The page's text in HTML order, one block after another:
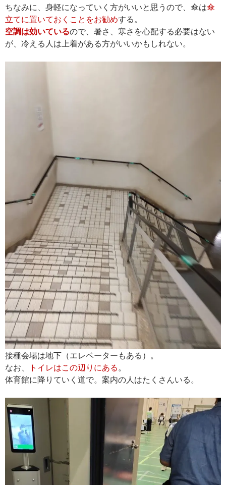
ちなみに、身軽になっていく方がいいと思うので、傘は傘
立てに置いておくことをお勧めする。
空調は効いているので、暑さ、寒さを心配する必要はない
が、冷える人は上着がある方がいいかもしれない。
接種会場は地下（エレベーターもある）。
なお、
トイレはこの辺りにある 。
体育館に降りていく道で。案内の人はたくさんいる。